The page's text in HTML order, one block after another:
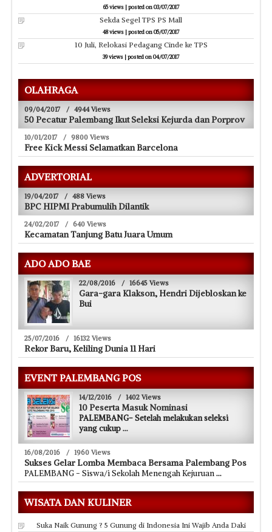
65 views|posted on 03/07/2017
Sekda Segel TPS PS Mall
48 views |posted on 05/07/2017
10 Juli, Relokasi Pedagang Cinde ke TPS
39 views |posted on 04/07/2017
OLAHRAGA
09/04/2017 / 4944 Views
50 Pecatur Palembang Ikut Seleksi Kejurda dan Porprov
10/01/2017 / 9800 Views
Free Kick Messi Selamatkan Barcelona
ADVERTORIAL
19/04/2017 / 488 Views
BPC HIPMI Prabumulih Dilantik
24/02/2017 / 640 Views
Kecamatan Tanjung Batu Juara Umum
ADO ADO BAE
22/08/2016 / 16645 Views
Gara-gara Klakson, Hendri Dijebloskan ke
Bui
25/07/2016 / 16132 Views
Rekor Baru, Keliling Dunia 11 Hari
EVENT PALEMBANG POS
14/12/2016 / 1402 Views
10 Peserta Masuk Nominasi
PALEMBANG- Setelah melakukan seleksi
yang cukup...
16/08/2016 / 1960 Views
Sukses Gelar Lomba Membaca Bersama Palembang Pos
PALEMBANG - Siswa/i Sekolah Menengah Kejuruan...
WISATA DAN KULINER
Suka Naik Gunung ? 5 Gunung di Indonesia Ini Wajib Anda Daki